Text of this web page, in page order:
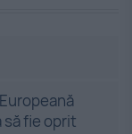
să fie oprit